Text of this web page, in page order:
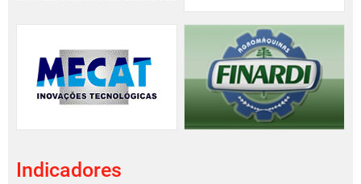
Indicadores